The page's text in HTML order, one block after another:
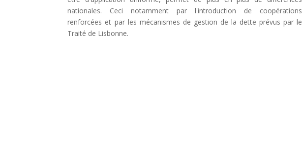
nationales. Ceci notamment par l'introduction de coopérations
renforcées et par les mécanismes de gestion de la dette prévus par le
Traité de Lisbonne.